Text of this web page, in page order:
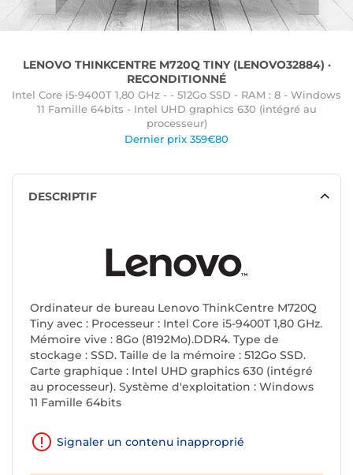
LENOVO THINKCENTRE M720Q TINY (LENOVO32884) ·
RECONDITIONNÉ
Intel Core i5-9400T 1,80 GHz - - 512Go SSD - RAM : 8 - Windows
11 Famille 64bits - Intel UHD graphics 630 (intégré au
processeur)
Dernier prix 359€80
DESCRIPTIF
Ordinateur de bureau Lenovo ThinkCentre M720Q
Tiny avec : Processeur : Intel Core i5-9400T 1,80 GHz.
Mémoire vive : 8Go (8192Mo).DDR4. Type de
stockage : SSD. Taille de la mémoire : 512Go SSD.
Carte graphique : Intel UHD graphics 630 (intégré
au processeur). Système d'exploitation : Windows
11 Famille 64bits
Signaler un contenu inapproprié